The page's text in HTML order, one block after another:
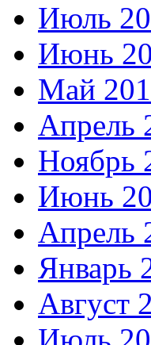
Июль
Июнь
Май
Апрель
Ноябрь
Июнь
Апрель
Январь
Август